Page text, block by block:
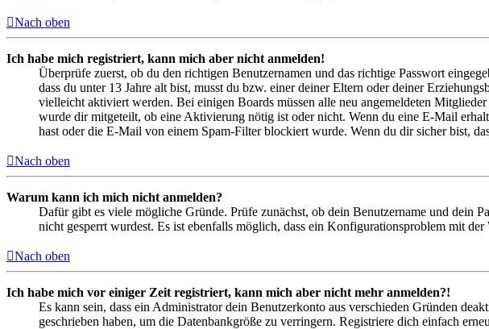
Nach oben
Ich habe mich registriert, kann mich aber nicht anmelden!
Überprüfe zuerst, ob du den richtigen Benutzernamen und das richtige Passwort
dass du unter 13 Jahre alt bist, musst du bzw. einer deiner Eltern oder deiner
vielleicht aktiviert werden. Bei einigen Boards müssen alle neu angemeldeten
wurde dir mitgeteilt, ob eine Aktivierung nötig ist oder nicht. Wenn du eine E-Mail
hast oder die E-Mail von einem Spam-Filter blockiert wurde. Wenn du dir sicher bist,
Nach oben
Warum kann ich mich nicht anmelden?
Dafür gibt es viele mögliche Gründe. Prüfe zunächst, ob dein Benutzername und dein
nicht gesperrt wurdest. Es ist ebenfalls möglich, dass ein Konfigurationsproblem mit
Nach oben
Ich habe mich vor einiger Zeit registriert, kann mich aber nicht mehr anmelden?!
Es kann sein, dass ein Administrator dein Benutzerkonto aus verschieden Gründen
geschrieben haben, um die Datenbankgröße zu verringern. Registriere dich einfach